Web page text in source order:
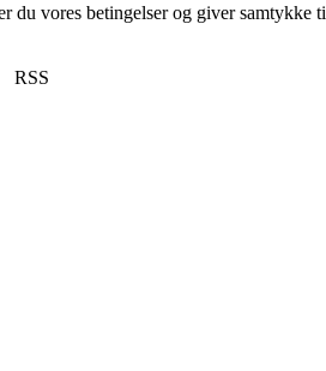
vores betingelser og giver samtykke
RSS